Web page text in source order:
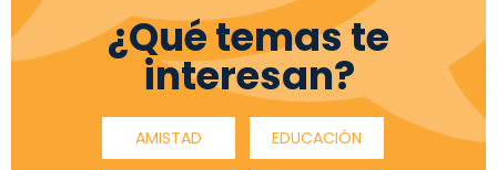
¿Qué temas te
interesan?
AMISTAD EDUCACIÓN